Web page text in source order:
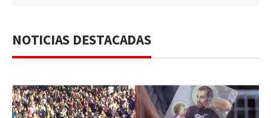
NOTICIAS DESTACADAS